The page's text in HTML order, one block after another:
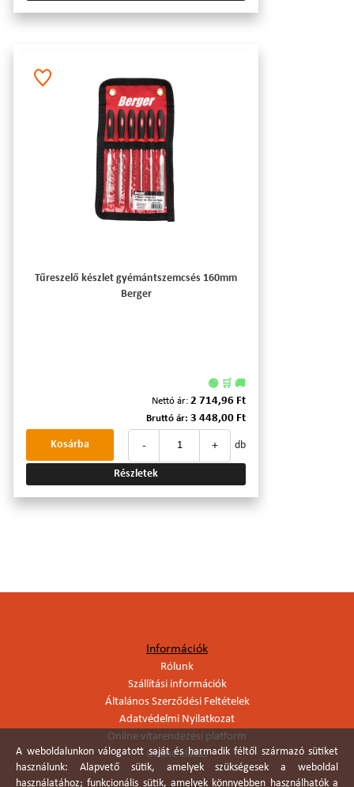
Tűreszelő készlet gyémántszemcsés 160mm
Berger
🟢 🛒 🚚
Nettó ár: 2 714,96 Ft
Bruttó ár: 3 448,00 Ft
- + db
Kosárba
Részletek
Információk
Rólunk
Szállítási információk
Általános Szerződési Feltételek
Adatvédelmi Nyilatkozat
Online vitarendezési platform
Online elállás
A weboldalunkon válogatott saját és harmadik féltől származó sütiket
használunk: Alapvető sütik, amelyek szükségesek a weboldal
használatához; funkcionális sütik, amelyek könnyebben használhatók a